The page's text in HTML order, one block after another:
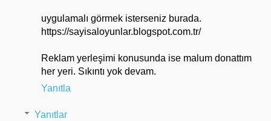
uygulamalı görmek isterseniz burada.
https://sayisaloyunlar.blogspot.com.tr/
Reklam yerleşimi konusunda ise malum donattım
her yeri. Sıkıntı yok devam.
Yanıtla
Yanıtlar